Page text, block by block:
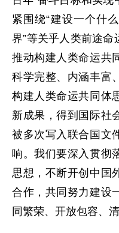
紧围绕“建设一个什
界”等关乎人类前途
推动构建人类命运共
科学完整、内涵丰富
构建人类命运共同体
新成果，得到国际社
被多次写入联合国文
响。我们要深入贯彻
思想，不断开创中国
合作，共同努力建设
同繁荣、开放包容、